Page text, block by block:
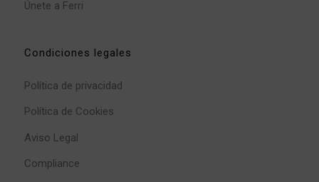
Únete a Ferri
Condiciones legales
Política de privacidad
Política de Cookies
Aviso Legal
Compliance